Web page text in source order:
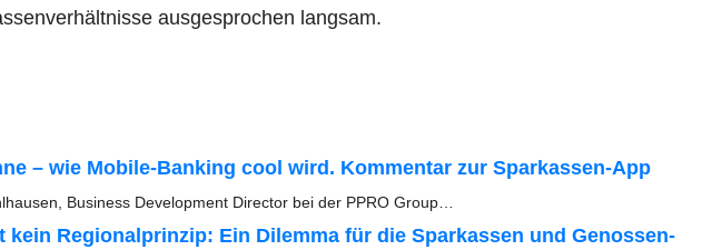
aus­ge­spro­chen langsam.
– wie Mobi­­le-Ban­king cool wird. Kom­men­tar zur Spar­­kas­­sen-App
Busi­ness Deve­lo­p­ment Direc­tor bei der PPRO Group…
kein Regio­nal­prin­zip: Ein Dilem­ma für die Spar­kas­sen und Genos­sen­